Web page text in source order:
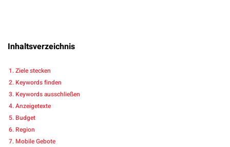
Inhaltsverzeichnis
Ziele stecken
Keywords finden
Keywords ausschließen
Anzeigetexte
Budget
Region
Mobile Gebote